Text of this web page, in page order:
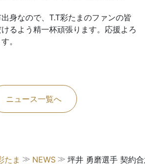
身なので、T.T彩たまのファンの皆
るよう精一杯頑張ります。応援よろ
。
ニュース一覧へ
たま ≫ NEWS ≫ 坪井 勇磨選手 契約